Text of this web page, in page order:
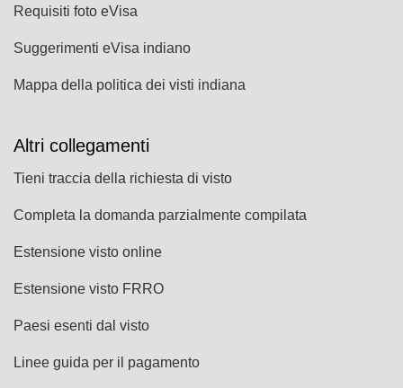
Requisiti foto eVisa
Suggerimenti eVisa indiano
Mappa della politica dei visti indiana
Altri collegamenti
Tieni traccia della richiesta di visto
Completa la domanda parzialmente compilata
Estensione visto online
Estensione visto FRRO
Paesi esenti dal visto
Linee guida per il pagamento